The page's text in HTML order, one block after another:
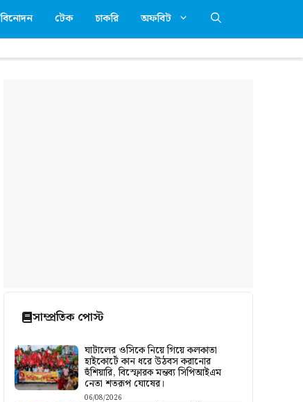
বিনোদন টেক চাকরি অফবিট
সাম্প্রতিক পোস্ট
ঘাটালের ওসিকে নিয়ে গিয়ে কলকাতা
হাইকোর্টে কান ধরে উঠবস করানোর
হুঁশিয়ারি, বিস্ফোরক মন্তব্য সিপিআইএম
নেতা শতরূপ ঘোষের।
06/08/2026